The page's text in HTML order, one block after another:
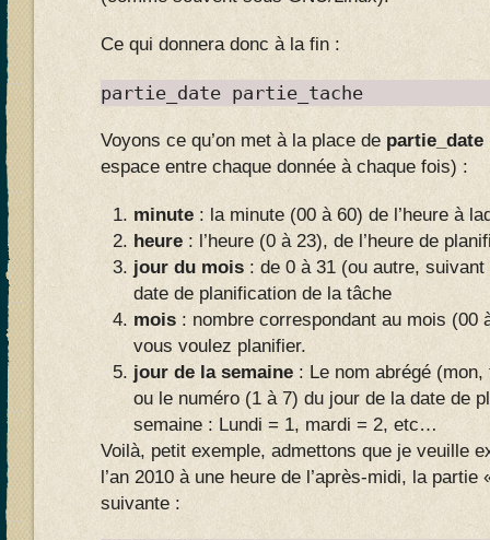
Ce qui donnera donc à la fin :
partie_date partie_tache
Voyons ce qu’on met à la place de partie_date
espace entre chaque donnée à chaque fois) :
minute : la minute (00 à 60) de l’heure à
heure : l’heure (0 à 23), de l’heure de
jour du mois : de 0 à 31 (ou autre,
date de planification de la tâche
mois : nombre correspondant au mois (00
vous voulez planifier.
jour de la semaine : Le nom abrégé
ou le numéro (1 à 7) du jour de la date de
semaine : Lundi = 1, mardi = 2, etc…
Voilà, petit exemple, admettons que je veuille
l’an 2010 à une heure de l’après-midi, la
suivante :